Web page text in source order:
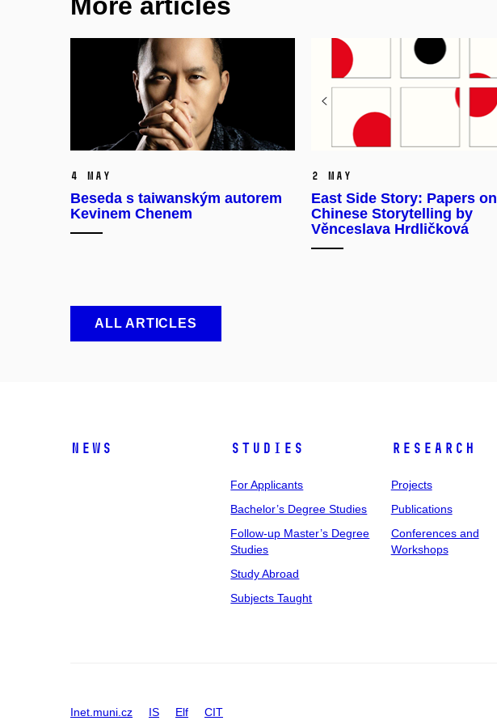
4 May
Beseda s taiwanským autorem
Kevinem Chenem
2 May
East Side Story: Papers on
Chinese Storytelling by
Věnceslava Hrdličková
ALL ARTICLES
News Studies
For Applicants
Bachelor’s Degree Studies
Follow-up Master’s Degree
Studies
Study Abroad
Subjects Taught
Research
Projects
Publications
Conferences and
Workshops
Inet.muni.cz IS Elf CIT